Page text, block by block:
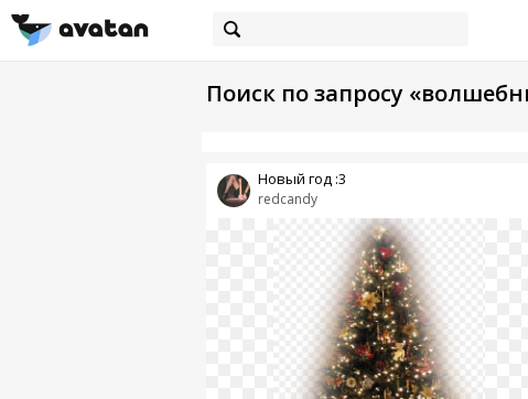
Поиск по запросу
redcandy
Новый год :3